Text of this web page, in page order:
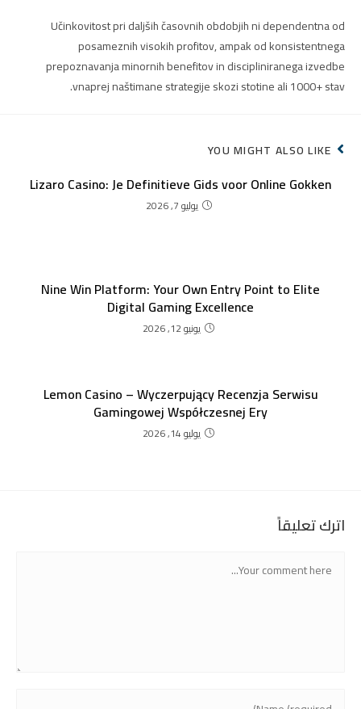
Učinkovitost pri daljših časovnih obdobjih ni dependentna od
posameznih visokih profitov, ampak od konsistentnega
prepoznavanja minornih benefitov in discipliniranega izvedbe
vnaprej naštimane strategije skozi stotine ali 1000+ stav.
YOU MIGHT ALSO LIKE
Lizaro Casino: Je Definitieve Gids voor Online Gokken
يوليو 7, 2026
Nine Win Platform: Your Own Entry Point to Elite
Digital Gaming Excellence
يونيو 12, 2026
Lemon Casino – Wyczerpujący Recenzja Serwisu
Gamingowej Współczesnej Ery
يوليو 14, 2026
اترك تعليقاً